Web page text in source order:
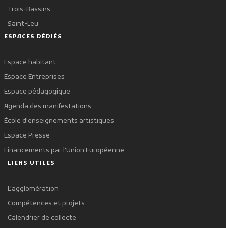
Trois-Bassins
Saint-Leu
ESPACES DÉDIÉS
Espace habitant
Espace Entreprises
Espace pédagogique
Agenda des manifestations
École d'enseignements artistiques
Espace Presse
Financements par l'Union Européenne
LIENS UTILES
L'agglomération
Compétences et projets
Calendrier de collecte